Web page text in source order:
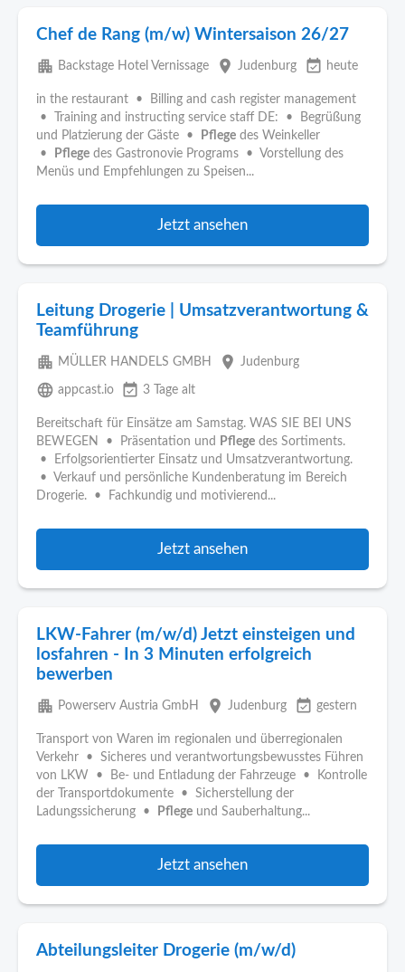
Chef de Rang (m/w) Wintersaison 26/27
apartment Backstage Hotel Vernissage place Judenburg event_available heute
in the restaurant • Billing and cash register management
• Training and instructing service staff DE: • Begrüßung
und Platzierung der Gäste •
Pflege des Weinkeller
•
Pflege des Gastronovie Programs • Vorstellung des
Menüs und Empfehlungen zu Speisen...
Jetzt ansehen
Leitung Drogerie | Umsatzverantwortung &
Teamführung
apartment MÜLLER HANDELS GMBH place Judenburg
language appcast.io event_available 3 Tage alt
Bereitschaft für Einsätze am Samstag. WAS SIE BEI UNS
BEWEGEN • Präsentation und
Pflege des Sortiments.
• Erfolgsorientierter Einsatz und Umsatzverantwortung.
• Verkauf und persönliche Kundenberatung im Bereich
Drogerie. • Fachkundig und motivierend...
Jetzt ansehen
LKW-Fahrer (m/w/d) Jetzt einsteigen und
losfahren - In 3 Minuten erfolgreich
bewerben
apartment Powerserv Austria GmbH place Judenburg event_available gestern
Transport von Waren im regionalen und überregionalen
Verkehr • Sicheres und verantwortungsbewusstes Führen
von LKW • Be- und Entladung der Fahrzeuge • Kontrolle
der Transportdokumente • Sicherstellung der
Ladungssicherung •
Pflege und Sauberhaltung...
Jetzt ansehen
Abteilungsleiter Drogerie (m/w/d)